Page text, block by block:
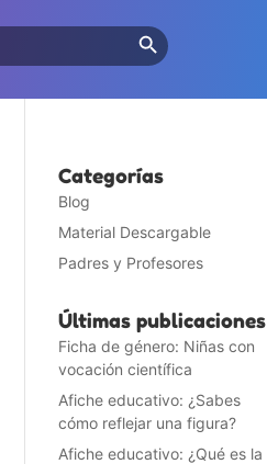
Search Button
Categorías
Blog
Material Descargable
Padres y Profesores
Últimas publicaciones
Ficha de género: Niñas con
vocación científica
Afiche educativo: ¿Sabes
cómo reflejar una figura?
Afiche educativo: ¿Qué es la